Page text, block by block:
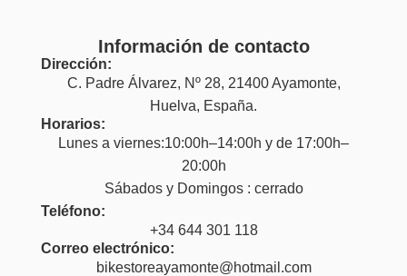
Información de contacto
Dirección:
C. Padre Álvarez, Nº 28, 21400 Ayamonte,
Huelva, España.
Horarios:
Lunes a viernes:10:00h–14:00h y de 17:00h–
20:00h
Sábados y Domingos : cerrado
Teléfono:
+34 644 301 118
Correo electrónico:
bikestoreayamonte@hotmail.com